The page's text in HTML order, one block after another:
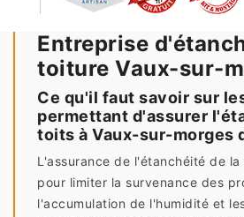
Entreprise
toiture Vaux-sur-
Ce qu'il faut savoir sur
permettant d'assurer
toits à Vaux-sur-morges
L'assurance de l'étanchéité de
pour limiter la survenance des
l'accumulation de l'humidité et